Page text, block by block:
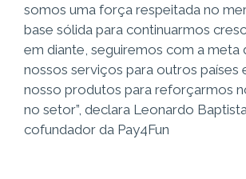
somos uma força respeitada no
base sólida para continuarmos
em diante, seguiremos com a meta
nossos serviços para outros países
nosso produtos para reforçarmos
no setor”, declara Leonardo
cofundador da Pay4Fun